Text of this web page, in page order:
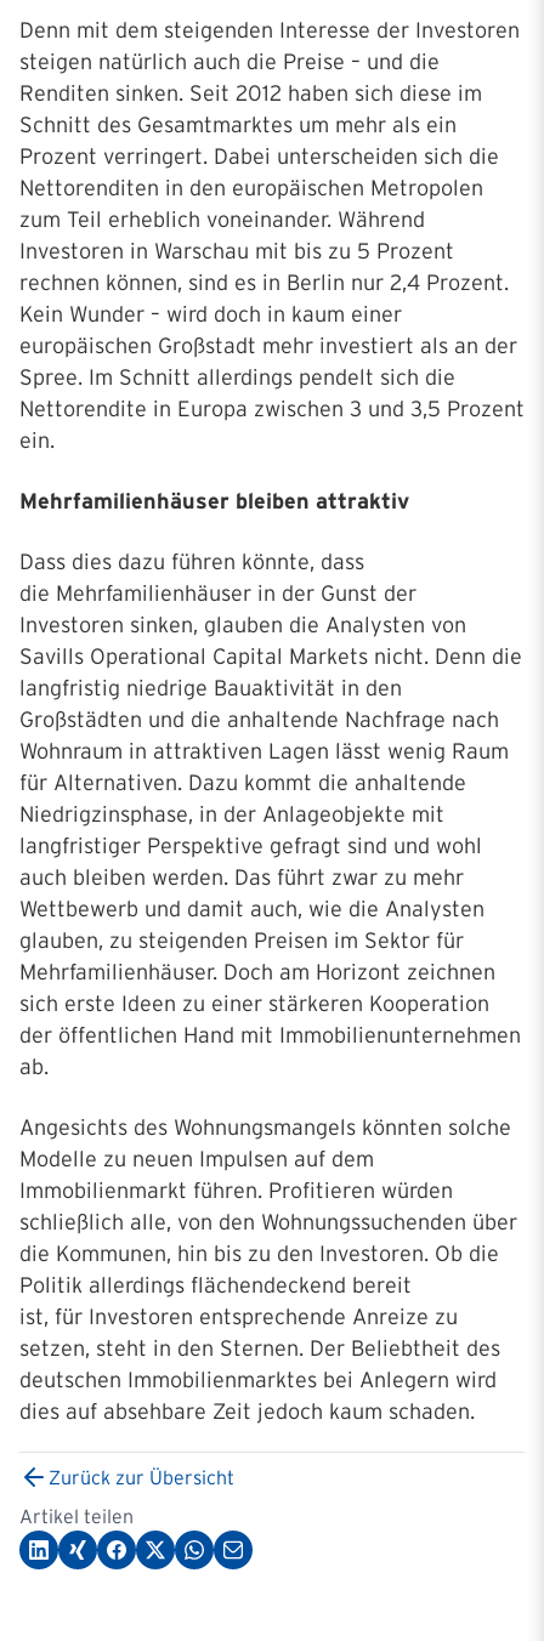
Denn mit dem steigenden Interesse der Investoren
steigen natürlich auch die Preise – und die
Renditen sinken. Seit 2012 haben sich diese im
Schnitt des Gesamtmarktes um mehr als ein
Prozent verringert. Dabei unterscheiden sich die
Nettorenditen in den europäischen Metropolen
zum Teil erheblich voneinander. Während
Investoren in Warschau mit bis zu 5 Prozent
rechnen können, sind es in Berlin nur 2,4 Prozent.
Kein Wunder – wird doch in kaum einer
europäischen Großstadt mehr investiert als an der
Spree. Im Schnitt allerdings pendelt sich die
Nettorendite in Europa zwischen 3 und 3,5 Prozent
ein.
Mehrfamilienhäuser bleiben attraktiv
Dass dies dazu führen könnte, dass
die Mehrfamilienhäuser in der Gunst der
Investoren sinken, glauben die Analysten von
Savills Operational Capital Markets nicht. Denn die
langfristig niedrige Bauaktivität in den
Großstädten und die anhaltende Nachfrage nach
Wohnraum in attraktiven Lagen lässt wenig Raum
für Alternativen. Dazu kommt die anhaltende
Niedrigzinsphase, in der Anlageobjekte mit
langfristiger Perspektive gefragt sind und wohl
auch bleiben werden. Das führt zwar zu mehr
Wettbewerb und damit auch, wie die Analysten
glauben, zu steigenden Preisen im Sektor für
Mehrfamilienhäuser. Doch am Horizont zeichnen
sich erste Ideen zu einer stärkeren Kooperation
der öffentlichen Hand mit Immobilienunternehmen
ab.
Angesichts des Wohnungsmangels könnten solche
Modelle zu neuen Impulsen auf dem
Immobilienmarkt führen. Profitieren würden
schließlich alle, von den Wohnungssuchenden über
die Kommunen, hin bis zu den Investoren. Ob die
Politik allerdings flächendeckend bereit
ist, für Investoren entsprechende Anreize zu
setzen, steht in den Sternen. Der Beliebtheit des
deutschen Immobilienmarktes bei Anlegern wird
dies auf absehbare Zeit jedoch kaum schaden.
Zurück zur Übersicht
Artikel teilen